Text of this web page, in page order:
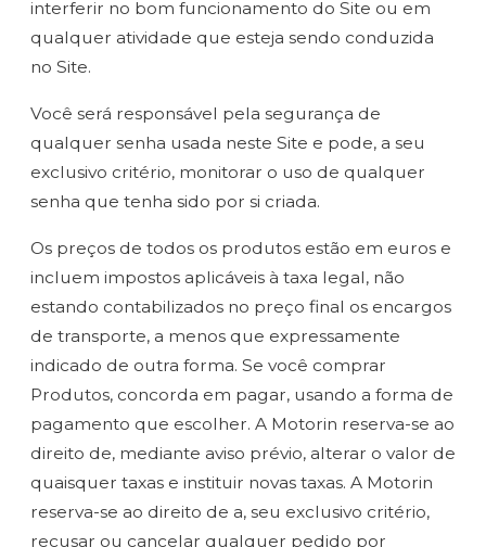
interferir no bom funcionamento do Site ou em
qualquer atividade que esteja sendo conduzida
no Site.
Você será responsável pela segurança de
qualquer senha usada neste Site e pode, a seu
exclusivo critério, monitorar o uso de qualquer
senha que tenha sido por si criada.
Os preços de todos os produtos estão em euros e
incluem impostos aplicáveis à taxa legal, não
estando contabilizados no preço final os encargos
de transporte, a menos que expressamente
indicado de outra forma. Se você comprar
Produtos, concorda em pagar, usando a forma de
pagamento que escolher. A Motorin reserva-se ao
direito de, mediante aviso prévio, alterar o valor de
quaisquer taxas e instituir novas taxas. A Motorin
reserva-se ao direito de a, seu exclusivo critério,
recusar ou cancelar qualquer pedido por